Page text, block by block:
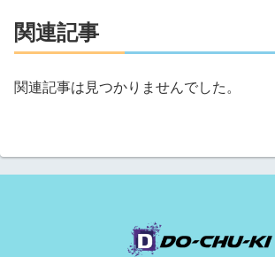
関連記事
関連記事は見つかりませんでした。